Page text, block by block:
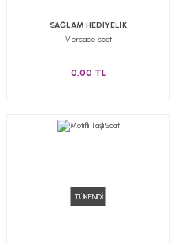
SAĞLAM HEDİYELİK
Versace saat
0,00 TL
TÜKENDİ